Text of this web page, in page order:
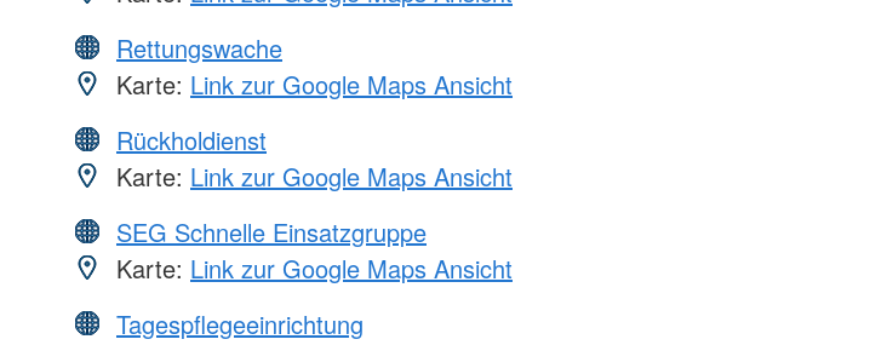
Rettungswache
Karte: Link zur Google Maps Ansicht
Rückholdienst
Karte: Link zur Google Maps Ansicht
SEG Schnelle Einsatzgruppe
Karte: Link zur Google Maps Ansicht
Tagespflegeeinrichtung